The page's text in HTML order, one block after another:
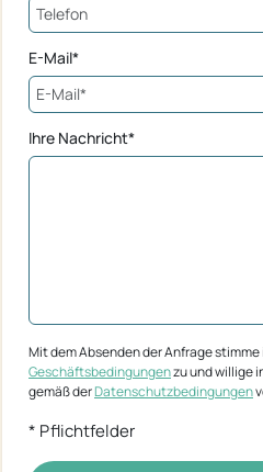
E-Mail*
Ihre Nachricht*
Mit dem Absenden der Anfrage stimme
Geschäftsbedingungenzu und willige
gemäß derDatenschutzbedingungen
* Pflichtfelder